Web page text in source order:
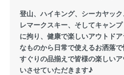
登山、ハイキング、シーカヤッ
レマークスキー、そしてキャン
に拘り、健康で楽しいアウトド
なものから日常で使えるお洒落
すぐりの品揃えで皆様の楽しい
いさせていただきます♪